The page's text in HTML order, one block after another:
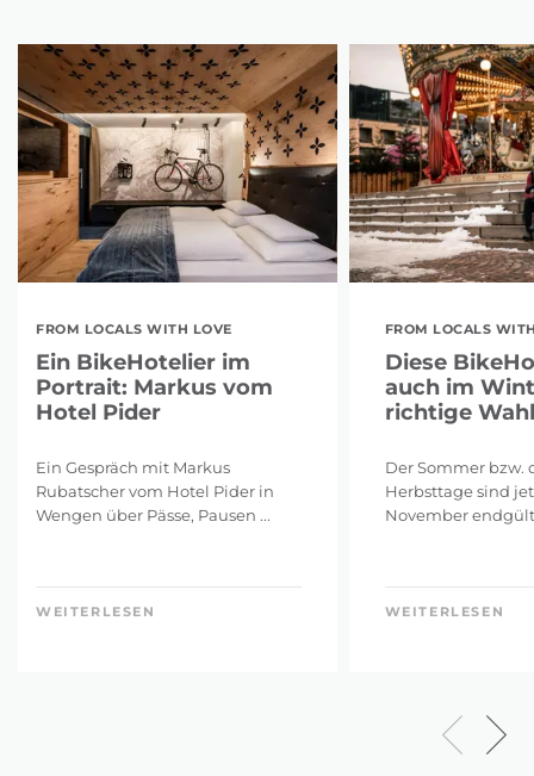
FROM LOCALS WITH LOVE
Ein BikeHotelier im
Portrait: Markus vom
Hotel Pider
Ein Gespräch mit Markus
Rubatscher vom Hotel Pider in
Wengen über Pässe, Pausen ...
WEITERLESEN
FROM LOCALS
Diese
auch im
richtige Wahl
Der Sommer bzw.
Herbsttage sind
November
WEITERLESEN